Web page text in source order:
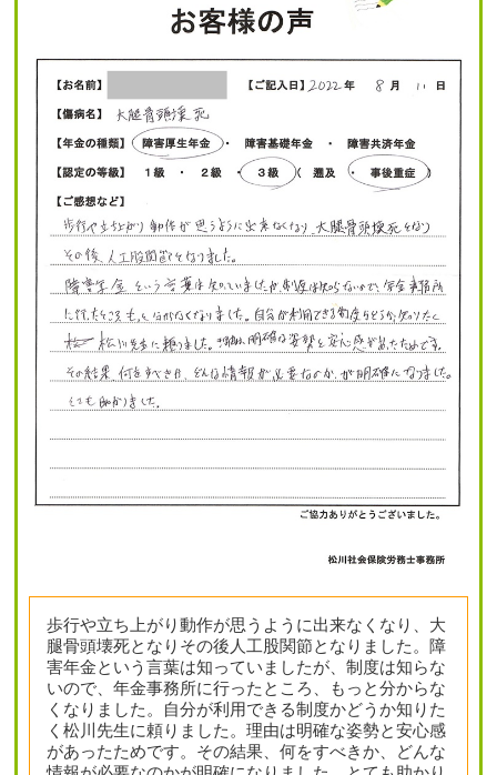
歩行や立ち上がり動作が思うように出来なくなり、大
腿骨頭壊死となりその後人工股関節となりました。障
害年金という言葉は知っていましたが、制度は知らな
いので、年金事務所に行ったところ、もっと分からな
くなりました。自分が利用できる制度かどうか知りた
く松川先生に頼りました。理由は明確な姿勢と安心感
があったためです。その結果、何をすべきか、どんな